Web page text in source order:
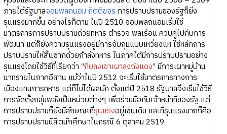
ภายใต้รัฐบาลจอมพลถนอม กิตติขจร การปราบปรามของรัฐก็ยิ่ง
รุนแรงมากขึ้น อย่างไรก็ตาม ในปี 2510 จอมพลถนอมเริ่มใช้
มาตรการการปราบปรามด้วยทหาร ตำรวจ พลเรือน ควบคู่ไปกับการ
พัฒนา แต่ก็ยังความรุนแรงอยู่มีการจับกุมแบบเหวี่ยงแห ใช้หลักการ
ปราบปรามให้สิ้นซากด้วยกำลังทหาร ในภาคใต้มีการปราบปรามอย่าง
รุนแรงโดยใช้วิธีที่เรียกว่า “ถีบลงเขาเผาลงถังแดง” มีการเผาหมู่บ้าน
นาทรายในภาคอีสาน แม้ว่าในปี 2512 จะเริ่มใช้มาตรการทางการ
เมืองแทนการทหาร แต่ก็ไม่ได้ผลนัก ตั้งแต่ปี 2518 รัฐบาลจึงเริ่มใช้วิธี
การจัดตั้งกลุ่มพลังเป็นหน่วยต่างๆ เพื่อร่วมมือกับเจ้าหน้าที่ของรัฐ แต่
การปราบปรามก็ยังมีลักษณะที่รุนแรงอยู่เช่นเดิม และที่รุนแรงมากก็คือ
การปราบปรามนิสิตนักศึกษาในกรณี 6 ตุลาคม 2519